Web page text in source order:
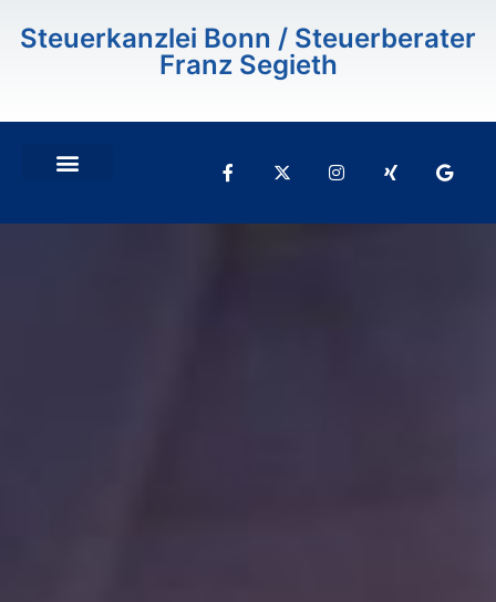
springen
Steuerkanzlei Bonn / Steuerberater
Franz Segieth